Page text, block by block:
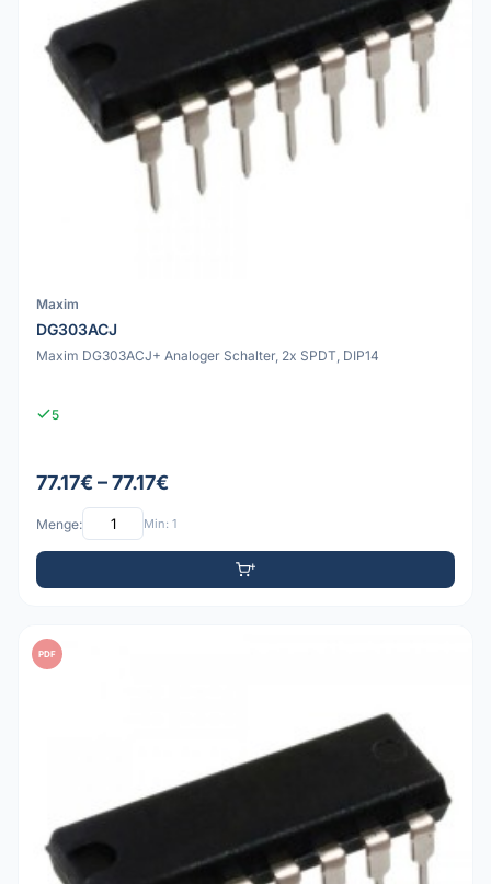
Maxim
DG303ACJ
Maxim DG303ACJ+ Analoger Schalter, 2x SPDT, DIP14
5
77.17€ – 77.17€
Menge: Min: 1
PDF